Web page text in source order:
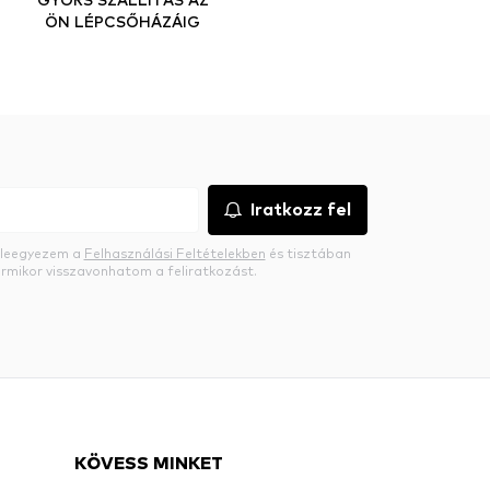
ÖN LÉPCSŐHÁZÁIG
Iratkozz fel
a Felhasználási Feltételekben és tisztában
visszavonhatom a feliratkozást.
KÖVESS MINKET